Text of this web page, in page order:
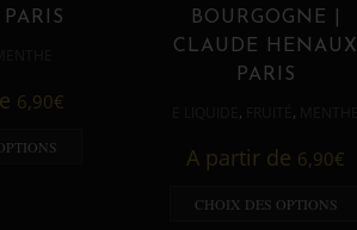
6,90€
BOURGOGNE |
CLAUDE HENAUX
PARIS
, ,
A partir de 6,90€
CHOIX DES OPTIONS